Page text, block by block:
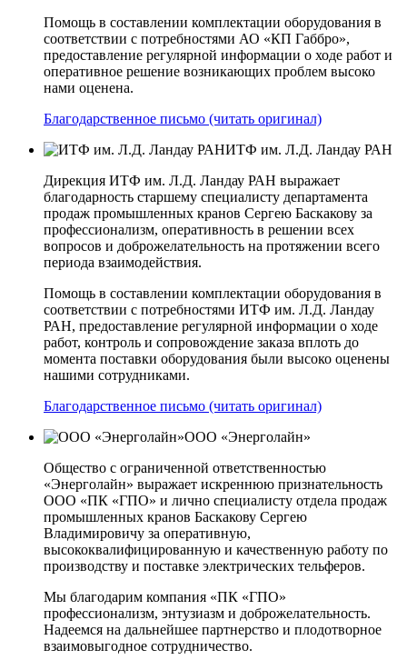
Помощь в составлении комплектации оборудования в
соответствии с потребностями АО «КП­ Габбро»,
предоставление регулярной информации о ходе работ и
оперативное решение возникающих проблем высоко
нами оценена.
Благодарственное письмо (читать оригинал)
ИТФ им. Л.Д. Ландау РАН
Дирекция ИТФ им. Л.Д. Ландау РАН выражает
благодарность старшему специалисту департамента
продаж промышленных кранов Сергею Баскакову за
профессионализм, оперативность в решении всех
вопросов и доброжелательность на протяжении всего
периода взаимодействия.
Помощь в составлении комплектации оборудования в
соответствии с потребностями ИТФ им. Л.Д. Ландау
РАН, предоставление регулярной информации о ходе
работ, контроль и сопровождение заказа вплоть до
момента поставки оборудования были высоко оценены
нашими сотрудниками.
Благодарственное письмо (читать оригинал)
ООО «Энерголайн»
Общество с ограниченной ответственностью
«Энерголайн» выражает искреннюю признательность
ООО «ПК «ГПО» и лично специалисту отдела продаж
промышленных кранов Баскакову Сергею
Владимировичу за оперативную,
высококвалифицированную и качественную работу по
производству и поставке электрических тельферов.
Мы благодарим компания «ПК «ГПО»
профессионализм, энтузиазм и доброжелательность.
Надеемся на дальнейшее партнерство и плодотворное
взаимовыгодное сотрудничество.